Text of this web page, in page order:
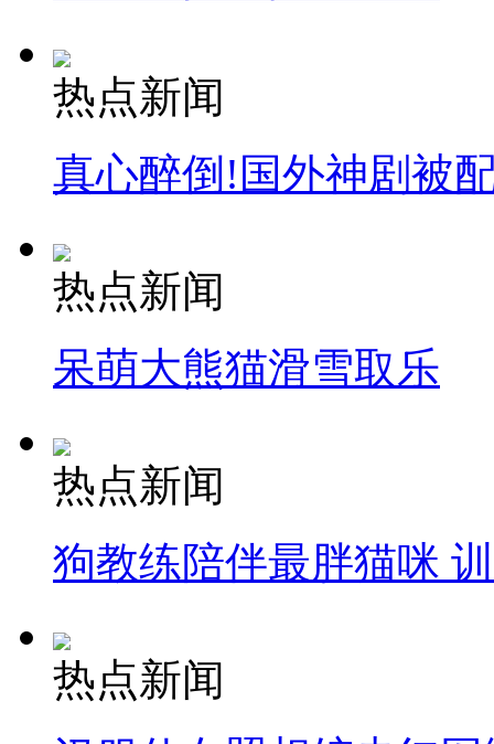
热点新闻
真心醉倒!国外神剧被
热点新闻
呆萌大熊猫滑雪取乐
热点新闻
狗教练陪伴最胖猫咪
热点新闻